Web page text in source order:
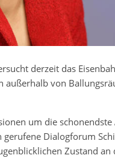
derzeit das
außerhalb von
um die
Dialogforum
Zustand